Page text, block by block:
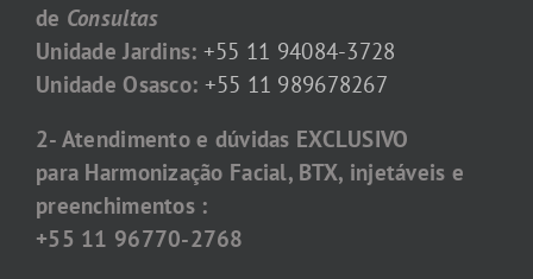
de Consultas
Unidade Jardins: +55 11 94084-3728
Unidade Osasco: +55 11 989678267
2- Atendimento e dúvidas EXCLUSIVO
para Harmonização Facial, BTX, injetáveis e
preenchimentos :
+55 11 96770-2768